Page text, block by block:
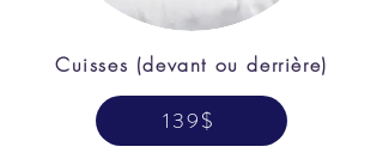
Cuisses (devant ou derrière)
139$